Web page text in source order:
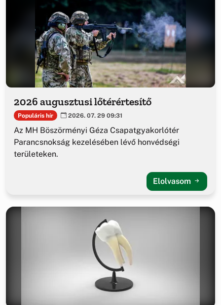
2026 augusztusi lőtérértesítő
Populáris hír 2026. 07. 29 09:31
Az MH Böszörményi Géza Csapatgyakorlótér
Parancsnokság kezelésében lévő honvédségi
területeken.
Elolvasom